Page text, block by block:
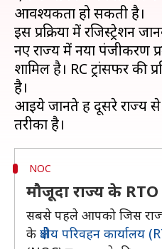
आवश्यकता हो सकती है।
इस प्रक्रिया में रजिस्ट्रेशन
नए राज्य में नया पंजीकरण
शामिल है। RC ट्रांसफर की
है।
आइये जानते हैं दूसरे राज्य से
NOC
मौजूदा राज्य के
सबसे पहले आपको जिस
के क्षेत्रीय परिवहन कार्यालय